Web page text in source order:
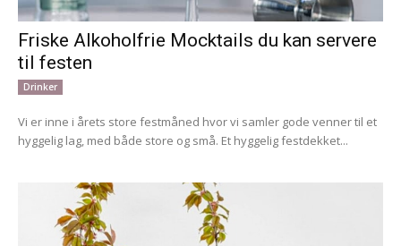
Friske Alkoholfrie Mocktails du kan servere
til festen
Drinker
Vi er inne i årets store festmåned hvor vi samler gode venner til et
hyggelig lag, med både store og små. Et hyggelig festdekket...